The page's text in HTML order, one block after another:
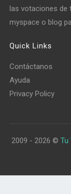
las votaciones de
myspace o blog
Quick Links
Contáctanos
Ayuda
Privacy Policy
2009 - 2026 © Tu